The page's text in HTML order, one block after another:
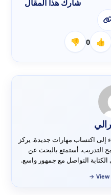
شارك هذا المقال
👍
0
👎
إلى اكتساب مهارات جديدة. يركز
التدريب. أستمتع بالبحث عن
الكتابة التواصل مع جمهور واسع.